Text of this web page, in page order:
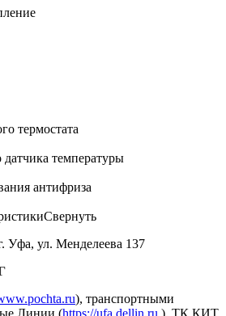
термостата
температуры
антифриза
Свернуть
Уфа, ул. Менделеева 137
), транспортными
Линии (https://ufa.dellin.ru ), ТК КИТ